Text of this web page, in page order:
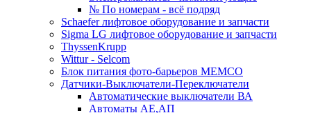
№ По номерам - всё подряд
Schaefer лифтовое оборудование и запчасти
Sigma LG лифтовое оборудование и запчасти
ThyssenKrupp
Wittur - Selcom
Блок питания фото-барьеров MEMCO
Датчики-Выключатели-Переключатели
Автоматические выключатели ВА
Автоматы АЕ,АП